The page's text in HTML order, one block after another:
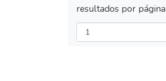
resultados por página